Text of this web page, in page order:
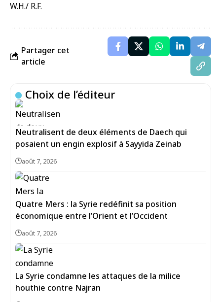
W.H./ R.F.
Partager cet
article
Choix de l’éditeur
Neutralisent de deux éléments de Daech qui
posaient un engin explosif à Sayyida Zeinab
août 7, 2026
Quatre Mers : la Syrie redéfinit sa position
économique entre l’Orient et l’Occident
août 7, 2026
La Syrie condamne les attaques de la milice
houthie contre Najran